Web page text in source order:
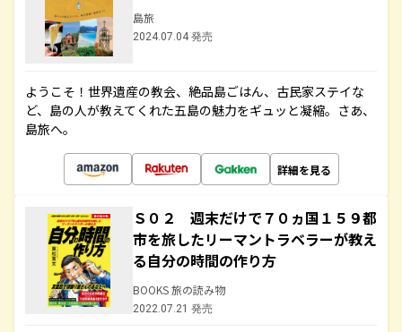
島旅
2024.07.04 発売
ようこそ！世界遺産の教会、絶品島ごはん、古民家ステイな
ど、島の人が教えてくれた五島の魅力をギュッと凝縮。さあ、
島旅へ。
詳細を見る
Ｓ０２ 週末だけで７０ヵ国１５９都
市を旅したリーマントラベラーが教え
る自分の時間の作り方
BOOKS 旅の読み物
2022.07.21 発売